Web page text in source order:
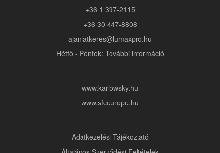
+36 1 397-2115
+36 30 447-8808
ajanlatkeres@lumaxpro.hu
Hétfő - Péntek: További információ
www.karlowsky.hu
www.sfceurope.hu
Adatkezelési Tájékoztató